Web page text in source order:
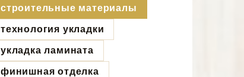
строительные материалы
технология укладки
укладка ламината
финишная отделка